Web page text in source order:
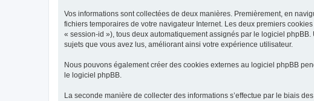
Vos informations sont collectées de deux manières. Premièrement, en
fichiers temporaires de votre navigateur Internet. Les deux premiers
« session-id »), tous deux automatiquement assignés par le logiciel
sujets que vous avez lus, améliorant ainsi votre expérience utilisateur.
Nous pouvons également créer des cookies externes au logiciel phpBB
le logiciel phpBB.
La seconde manière de collecter des informations s’effectue par le biais